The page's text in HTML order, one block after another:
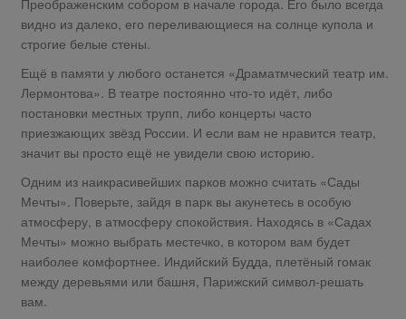
видно из далеко, его переливающиеся на солнце купола и
строгие белые стены.
Ещё в памяти у любого останется «Драматмческий театр им.
Лермонтова». В театре постоянно что-то идёт, либо
постановки местных трупп, либо концерты часто
приезжающих звёзд России. И если вам не нравится театр,
значит вы просто ещё не увидели свою историю.
Одним из наикрасивейших парков можно считать «Сады
Мечты». Поверьте, зайдя в парк вы акунетесь в особую
атмосферу, в атмосферу спокойствия. Находясь в «Садах
Мечты» можно выбрать местечко, в котором вам будет
наиболее комфортнее. Индийский Будда, плетёный гомак
между деревьями или башня, Парижский символ-решать
вам.